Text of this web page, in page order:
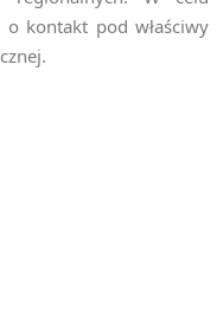
kontakt pod właściwy